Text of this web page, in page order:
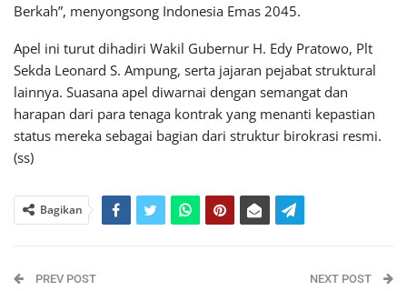
Berkah”, menyongsong Indonesia Emas 2045.
Apel ini turut dihadiri Wakil Gubernur H. Edy Pratowo, Plt
Sekda Leonard S. Ampung, serta jajaran pejabat struktural
lainnya. Suasana apel diwarnai dengan semangat dan
harapan dari para tenaga kontrak yang menanti kepastian
status mereka sebagai bagian dari struktur birokrasi resmi.
(ss)
Bagikan
PREV POST NEXT POST